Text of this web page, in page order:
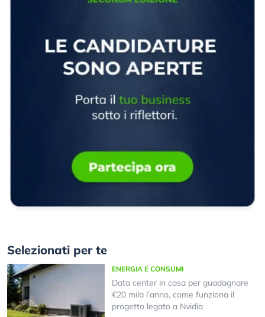
Selezionati per te
ENERGIA E CONSUMI
Data center in casa per guadagnare
€20 mila l’anno, come funziona il
progetto legato a Nvidia